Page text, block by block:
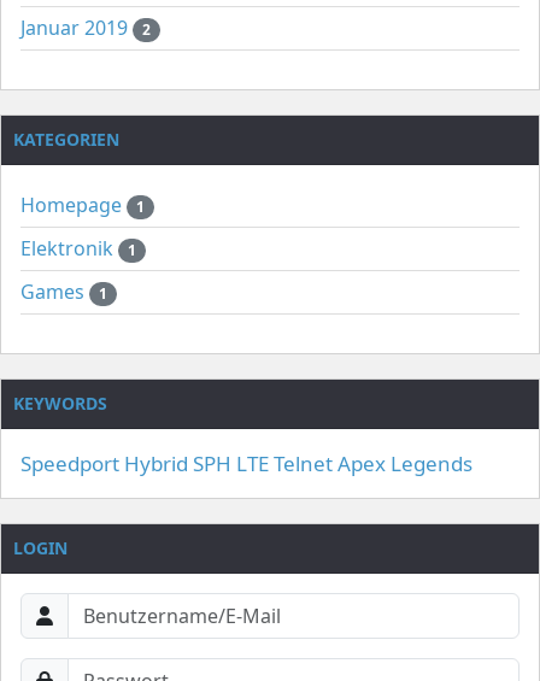
Januar 2019 2
KATEGORIEN
Homepage 1
Elektronik 1
Games 1
KEYWORDS
Speedport Hybrid SPH LTETelnetApex Legends
LOGIN